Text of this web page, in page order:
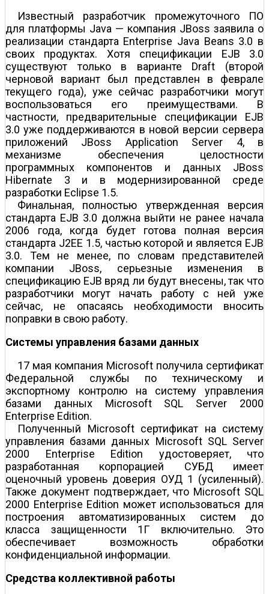
Известный разработчик промежуточного ПО
для платформы Java — компания JBoss заявила о
реализации стандарта Enterprise Java Beans 3.0 в
своих продуктах. Хотя спецификации EJB 3.0
существуют только в варианте Draft (второй
черновой вариант был представлен в феврале
текущего года), уже сейчас разработчики могут
воспользоваться его преимуществами. В
частности, предварительные спецификации EJB
3.0 уже поддерживаются в новой версии сервера
приложений JBoss Application Server 4, в
механизме обеспечения целостности
программных компонентов и данных JBoss
Hibernate 3 и в модернизированной среде
разработки Eclipse 1.5.
Финальная, полностью утвержденная версия
стандарта EJB 3.0 должна выйти не ранее начала
2006 года, когда будет готова полная версия
стандарта J2EE 1.5, частью которой и является EJB
3.0. Тем не менее, по словам представителей
компании JBoss, серьезные изменения в
спецификацию EJB вряд ли будут внесены, так что
разработчики могут начать работу с ней уже
сейчас, не опасаясь необходимости вносить
поправки в свою работу.
Системы управления базами данных
17 мая компания Microsoft получила сертификат
Федеральной службы по техническому и
экспортному контролю на систему управления
базами данных Microsoft SQL Server 2000
Enterprise Edition.
Полученный Microsoft сертификат на систему
управления базами данных Microsoft SQL Server
2000 Enterprise Edition удостоверяет, что
разработанная корпорацией СУБД имеет
оценочный уровень доверия ОУД 1 (усиленный).
Также документ подтверждает, что Microsoft SQL
2000 Enterprise Edition может использоваться для
построения автоматизированных систем до
класса защищенности 1Г включительно. Это
обеспечивает возможность обработки
конфиденциальной информации.
Средства коллективной работы